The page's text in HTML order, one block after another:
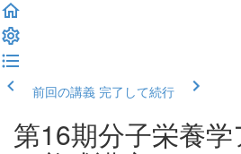
前回の講義 完了して続行
第16期分子栄養